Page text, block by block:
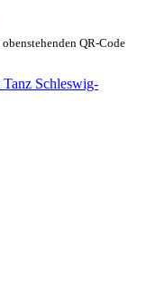
QR-Code
Schleswig-